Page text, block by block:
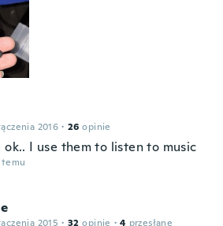
2016 · 26 opinie
ok.. I use them to listen to music
temu
2015 · 32 opinie · 4 przesłane